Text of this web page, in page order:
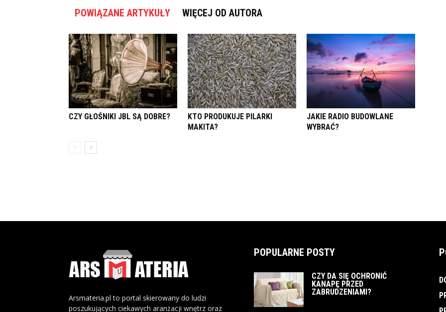
POWIĄZANE ARTYKUŁY WIĘCEJ OD AUTORA
CZY GŁOŚNIKI JBL SĄ DOBRE?
KTO PRODUKUJE PILARKI
MAKITA?
JAKIE RADIO BUDOWLANE
WYBRAĆ?
Arsmateria.pl to portal skierowany do ludzi
poszukujących ciekawych aranżacji wnętrz oraz
POPULARNE POSTY
CZY DA SIĘ OCHRONIĆ
KANAPĘ PRZED
ZABRUDZENIAMI?